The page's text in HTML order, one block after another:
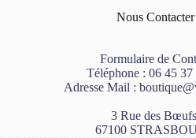
Nous Contacter
Formulaire de
Téléphone : 06 45 37
Adresse Mail :
3 Rue des
67100